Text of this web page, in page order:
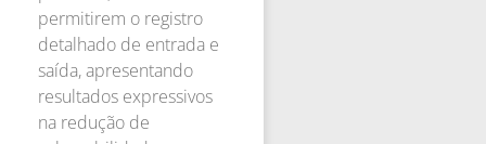
permitirem o registro
detalhado de entrada e
saída, apresentando
resultados expressivos
na redução de